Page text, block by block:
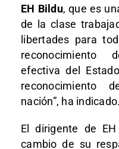
EH Bildu, que es
de la clase
libertades para
reconocimiento
efectiva del
reconocimiento
nación”, ha indicado.
El dirigente de
cambio de su